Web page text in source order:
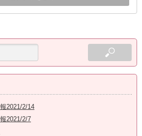
2021/2/14
2021/2/7